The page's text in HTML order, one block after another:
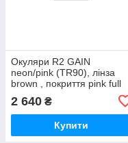
Окуляри R2 GAIN
neon/pink (TR90), лінза
brown , покриття pink full
2 640 ₴
Купити